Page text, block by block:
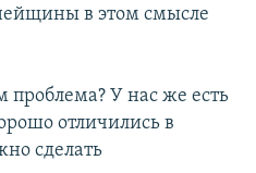
в этом смысле
проблема? У нас же есть
отличились в
сделать